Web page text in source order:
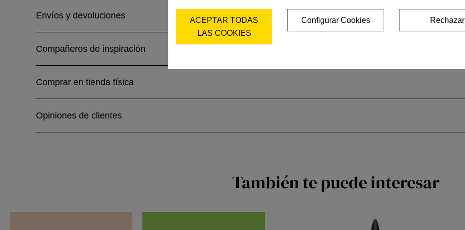
Envíos y devoluciones
Compañeros de inspiración
Comprar en tienda física
Opiniones de clientes
También te puede interesar
ACEPTAR TODAS
LAS COOKIES
Configurar Cookies Rechazar